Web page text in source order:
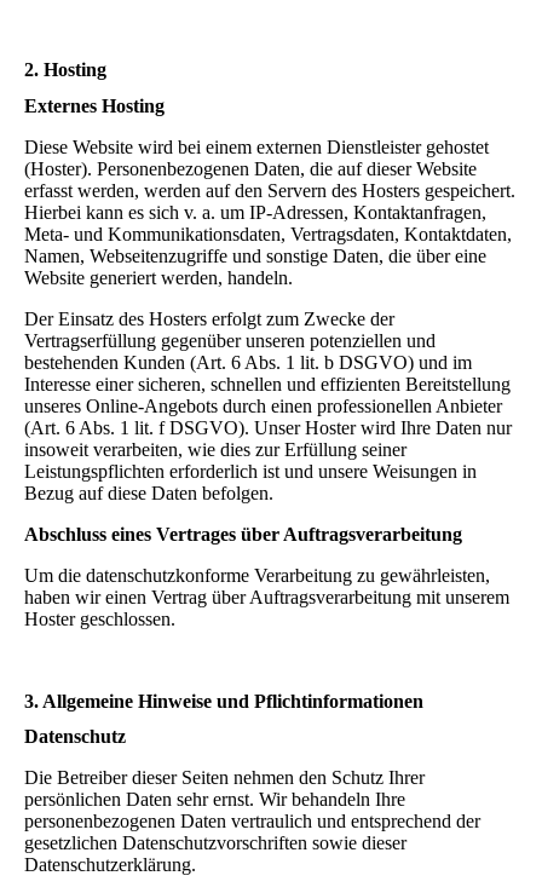
2. Hosting
Externes Hosting
Diese Website wird bei einem externen Dienstleister gehostet
(Hoster). Personenbezogenen Daten, die auf dieser Website
erfasst werden, werden auf den Servern des Hosters gespeichert.
Hierbei kann es sich v. a. um IP-Adressen, Kontaktanfragen,
Meta- und Kommunikationsdaten, Vertragsdaten, Kontaktdaten,
Namen, Webseitenzugriffe und sonstige Daten, die über eine
Website generiert werden, handeln.
Der Einsatz des Hosters erfolgt zum Zwecke der
Vertragserfüllung gegenüber unseren potenziellen und
bestehenden Kunden (Art. 6 Abs. 1 lit. b DSGVO) und im
Interesse einer sicheren, schnellen und effizienten Bereitstellung
unseres Online-Angebots durch einen professionellen Anbieter
(Art. 6 Abs. 1 lit. f DSGVO). Unser Hoster wird Ihre Daten nur
insoweit verarbeiten, wie dies zur Erfüllung seiner
Leistungspflichten erforderlich ist und unsere Weisungen in
Bezug auf diese Daten befolgen.
Abschluss eines Vertrages über Auftragsverarbeitung
Um die datenschutzkonforme Verarbeitung zu gewährleisten,
haben wir einen Vertrag über Auftragsverarbeitung mit unserem
Hoster geschlossen.
3. Allgemeine Hinweise und Pflichtinformationen
Datenschutz
Die Betreiber dieser Seiten nehmen den Schutz Ihrer
persönlichen Daten sehr ernst. Wir behandeln Ihre
personenbezogenen Daten vertraulich und entsprechend der
gesetzlichen Datenschutzvorschriften sowie dieser
Datenschutzerklärung.